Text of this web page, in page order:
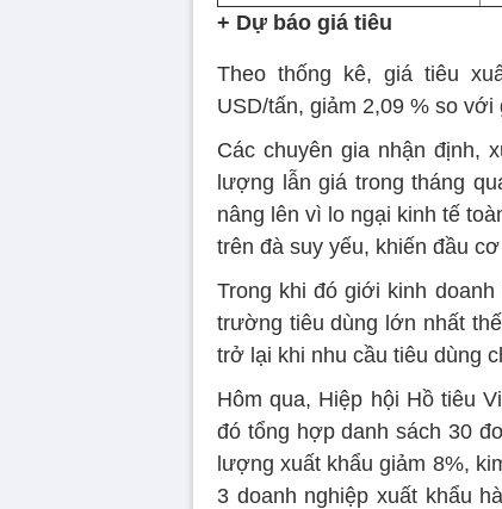
+ Dự báo giá tiêu
Theo thống kê, giá tiêu
USD/tấn, giảm 2,09 % so
Các chuyên gia nhận định,
lượng lẫn giá trong tháng
nâng lên vì lo ngại kinh tế
trên đà suy yếu, khiến đầu
Trong khi đó giới kinh
trường tiêu dùng lớn nhất
trở lại khi nhu cầu tiêu dùng
Hôm qua, Hiệp hội Hồ tiêu
đó tổng hợp danh sách 30
lượng xuất khẩu giảm 8%,
3 doanh nghiệp xuất khẩu